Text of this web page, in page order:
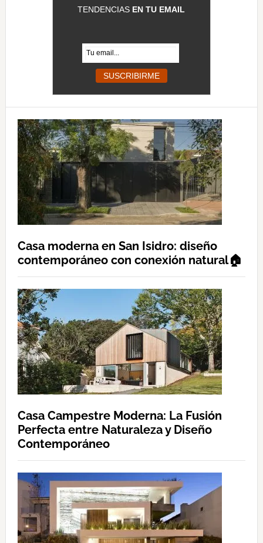
TENDENCIAS EN TU EMAIL
Casa moderna en San Isidro: diseño
contemporáneo con conexión natural🏠
Casa Campestre Moderna: La Fusión
Perfecta entre Naturaleza y Diseño
Contemporáneo